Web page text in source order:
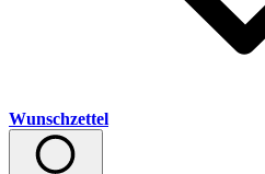
Wunschzettel